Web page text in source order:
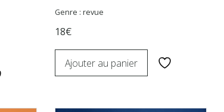
Genre : revue
18€
Ajouter au panier